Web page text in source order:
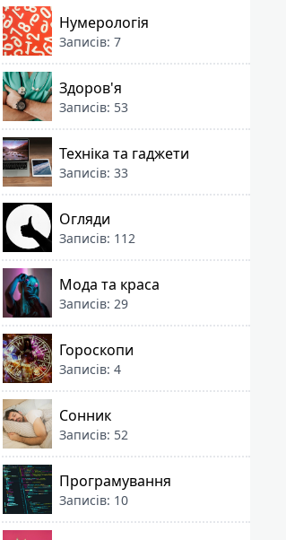
Нумерологія
Записів: 7
Здоров'я
Записів: 53
Техніка та гаджети
Записів: 33
Огляди
Записів: 112
Мода та краса
Записів: 29
Гороскопи
Записів: 4
Сонник
Записів: 52
Програмування
Записів: 10